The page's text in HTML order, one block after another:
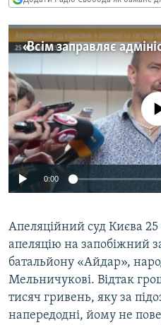
КУЛЬТУРА
СПОРТ
СВІТ
КРИМ.РЕАЛІЇ
ТИ ЯК?
СХЕМИ
КИТАЙ.ВИКЛИКИ
МУЛЬТИМЕДІА
ФОТО
СПЕЦПРОЄКТИ
ПОДКАСТИ
КРИМ РЕАЛІЇ
РУС
УКР
КТАТ
No media
0:00
Апеляційний суд Києва
апеляцію на запобіжний
батальйону «Айдар»,
Мельничукові. Відтак
тисяч гривень, яку за
напередодні, йому не